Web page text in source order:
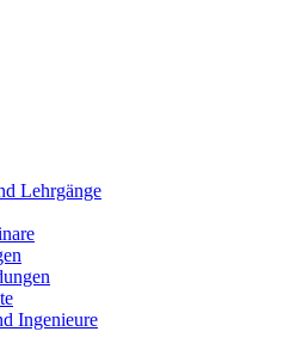
Lehrgänge
Ingenieure